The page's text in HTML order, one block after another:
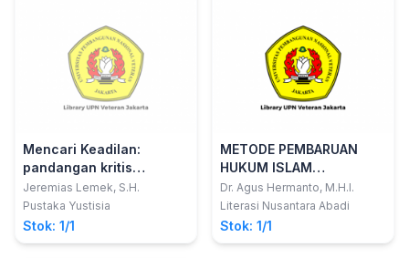
Mencari Keadilan:
pandangan kritis
terhadap penegakan
hukum di Indonesia
Jeremias Lemek, S.H.
Pustaka Yustisia
Stok: 1/1
METODE PEMBARUAN
HUKUM ISLAM
Pendekatan
Interdisipliner
Dr. Agus Hermanto, M.H.I.
Literasi Nusantara Abadi
Stok: 1/1